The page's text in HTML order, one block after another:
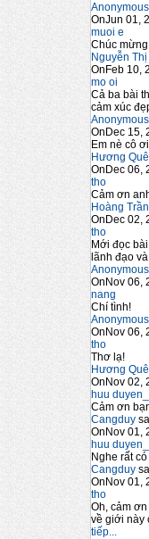
Anonymous
OnJun 01,
muoi e
Chúc
Nguyễn
OnFeb 10,
mo oi
Cả ba bài
cảm xúc
Anonymous
OnDec 15,
Em nè cô
Hương
OnDec 06,
tho
Cảm ơn
Hoàng Trần
OnDec 02,
tho
Mới đọc
lãnh đạo
Anonymous
OnNov 06,
nang
Chí tình!
Anonymous
OnNov 06,
tho
Thơ lạ!
Hương
OnNov 02,
huu
Cảm ơn
Cangduy
OnNov 01,
huu
Nghe rất
Cangduy
OnNov 01,
tho
Oh, cảm
về giới này
tiếp...